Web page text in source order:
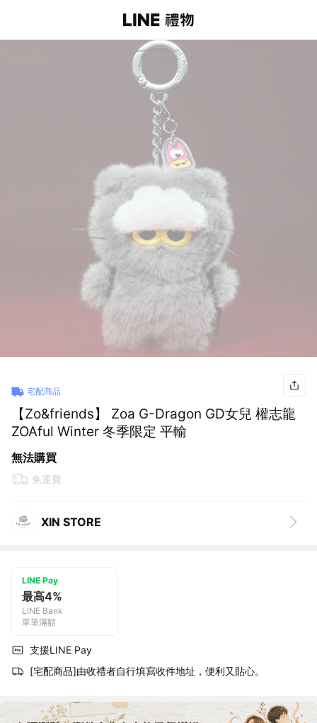
宅配商品
【Zo&friends】 Zoa G-Dragon GD女兒 權志龍
ZOAful Winter 冬季限定 平輸
無法購買
免運費
XIN STORE
LINE Pay
最高4%
LINE Bank
單筆滿額
支援LINE Pay
[宅配商品]由收禮者自行填寫收件地址，便利又貼心。